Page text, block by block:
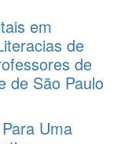
em
de
de
de São Paulo
Uma